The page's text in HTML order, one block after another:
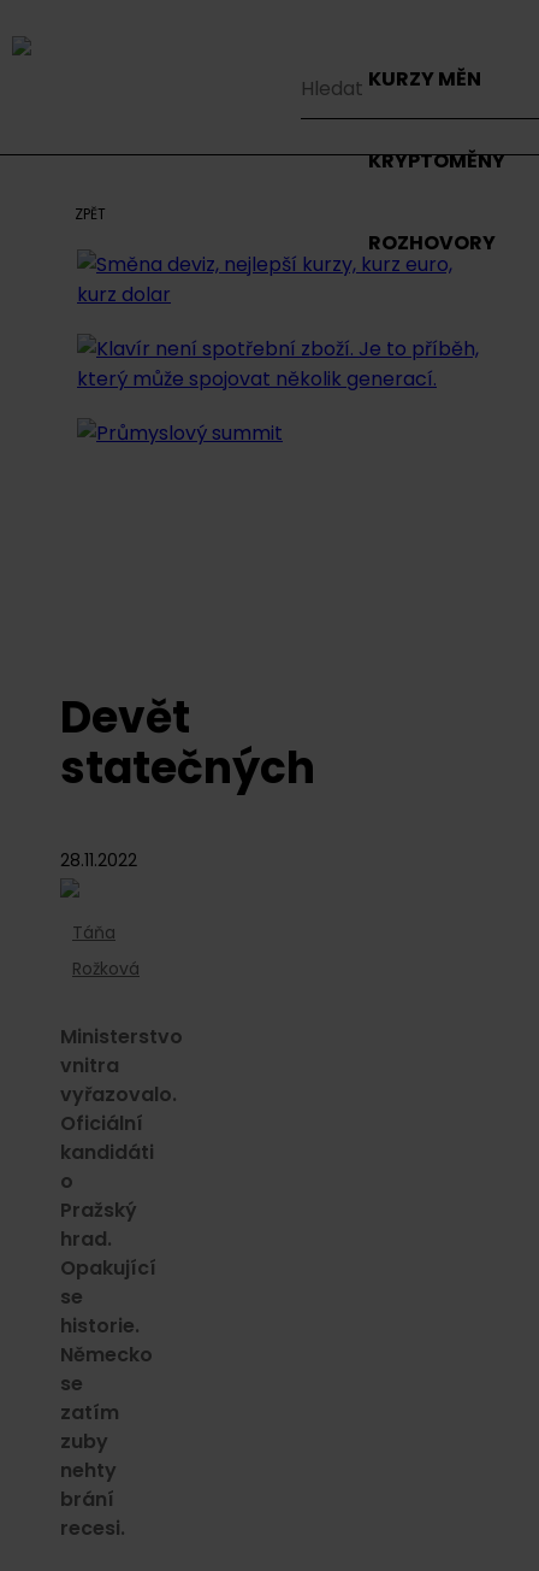
KURZY MĚN
KRYPTOMĚNY
ROZHOVORY
ZPĚT
Devět
statečných
28.11.2022
Táňa
Rožková
Ministerstvo
vnitra
vyřazovalo.
Oficiální
kandidáti
o
Pražský
hrad.
Opakující
se
historie.
Německo
se
zatím
zuby
nehty
brání
recesi.